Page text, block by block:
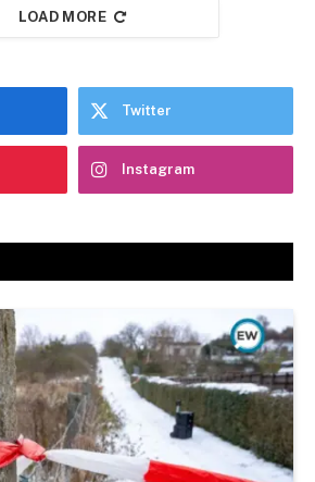
LOAD MORE
Twitter
Instagram